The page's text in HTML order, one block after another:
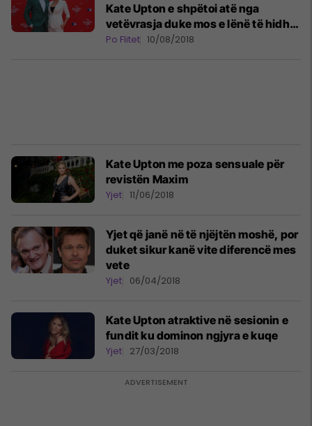
Kate Upton e shpëtoi atë nga
vetëvrasja duke mos e lënë të hidhet
nga ura
Po Flitet 10/08/2018
Kate Upton me poza sensuale për
revistën Maxim
Yjet 11/06/2018
Yjet që janë në të njëjtën moshë, por
duket sikur kanë vite diferencë mes
vete
Yjet 06/04/2018
Kate Upton atraktive në sesionin e
fundit ku dominon ngjyra e kuqe
Yjet 27/03/2018